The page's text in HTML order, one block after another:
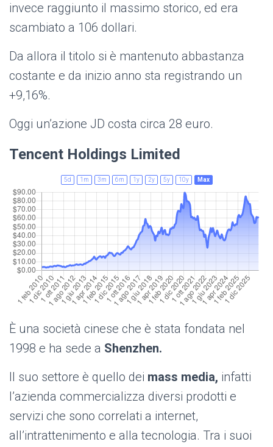
invece raggiunto il massimo storico, ed era
scambiato a 106 dollari.
Da allora il titolo si è mantenuto abbastanza
costante e da inizio anno sta registrando un
+9,16%.
Oggi un’azione JD costa circa 28 euro.
Tencent Holdings Limited
5d 1m 3m 6m 1y 2y 5y 10y Max
È una società cinese che è stata fondata nel
1998 e ha sede a Shenzhen.
Il suo settore è quello dei mass media, infatti
l’azienda commercializza diversi prodotti e
servizi che sono correlati a internet,
all’intrattenimento e alla tecnologia. Tra i suoi